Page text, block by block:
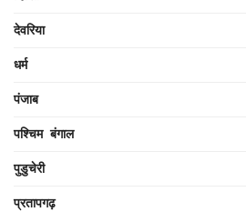
देवरिया
धर्म
पंजाब
पश्चिम बंगाल
पुडुचेरी
प्रतापगढ़